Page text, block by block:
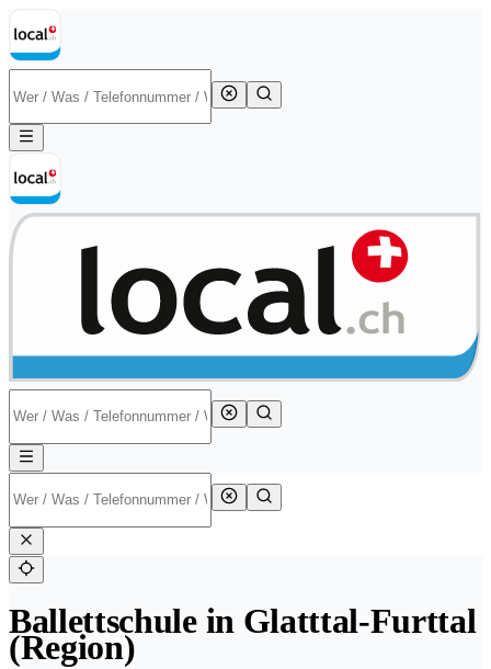
Ballettschule in Glatttal-Furttal
(Region)